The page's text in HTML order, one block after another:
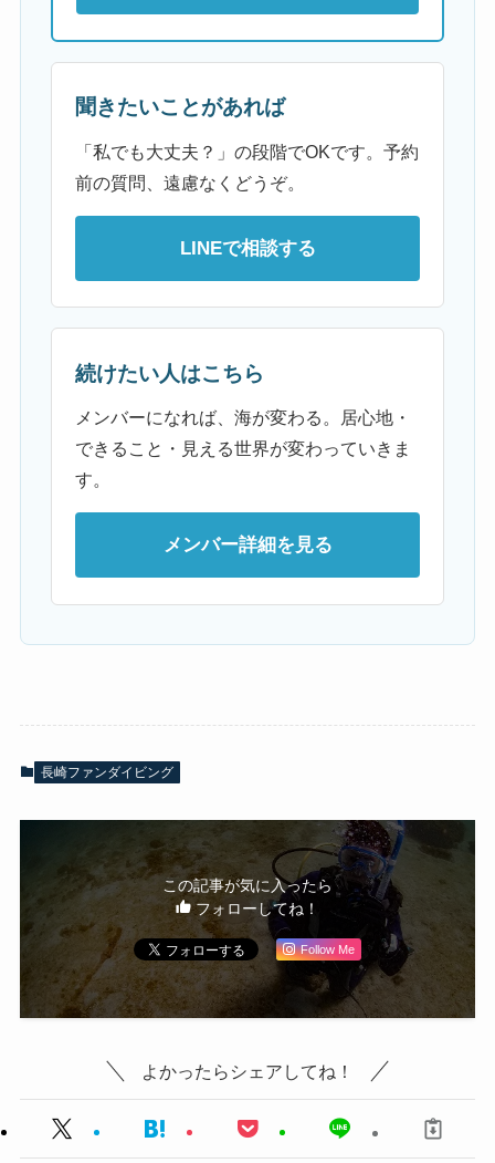
聞きたいことがあれば
「私でも大丈夫？」の段階でOKです。予約
前の質問、遠慮なくどうぞ。
LINEで相談する
続けたい人はこちら
メンバーになれば、海が変わる。居心地・
できること・見える世界が変わっていきま
す。
メンバー詳細を見る
長崎ファンダイビング
この記事が気に入ったら
フォローしてね！
Follow Me
よかったらシェアしてね！